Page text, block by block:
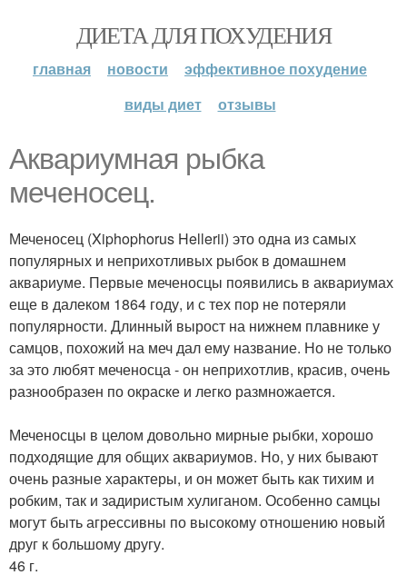
ДИЕТА ДЛЯ ПОХУДЕНИЯ
главная новости
эффективное похудение
виды диет
отзывы
Аквариумная рыбка
меченосец.
Меченосец (Xiphophorus Hellerii) это одна из самых
популярных и неприхотливых рыбок в домашнем
аквариуме. Первые меченосцы появились в аквариумах
еще в далеком 1864 году, и с тех пор не потеряли
популярности. Длинный вырост на нижнем плавнике у
самцов, похожий на меч дал ему название. Но не только
за это любят меченосца - он неприхотлив, красив, очень
разнообразен по окраске и легко размножается.
Меченосцы в целом довольно мирные рыбки, хорошо
подходящие для общих аквариумов. Но, у них бывают
очень разные характеры, и он может быть как тихим и
робким, так и задиристым хулиганом. Особенно самцы
могут быть агрессивны по высокому отношению новый
друг к большому другу.
46 г.